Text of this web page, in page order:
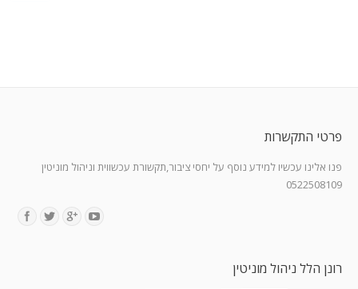
פרטי התקשרות
פנו אלינו עכשיו למידע נוסף על יחסי ציבור,תקשורת עכשווית וניהול מוניטין
0522508109
רונן הלל ניהול מוניטין